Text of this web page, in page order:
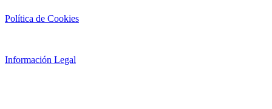
Política de Cookies
Información Legal